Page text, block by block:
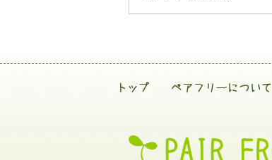
トップ ペアフリーについて